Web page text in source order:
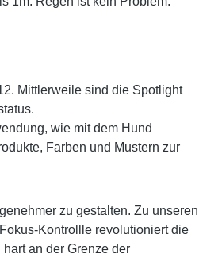
Mittlerweile sind die Spotlight
wie mit dem Hund
Farben und Mustern zur
zu gestalten. Zu unseren
Kontrollle revolutioniert die
an der Grenze der